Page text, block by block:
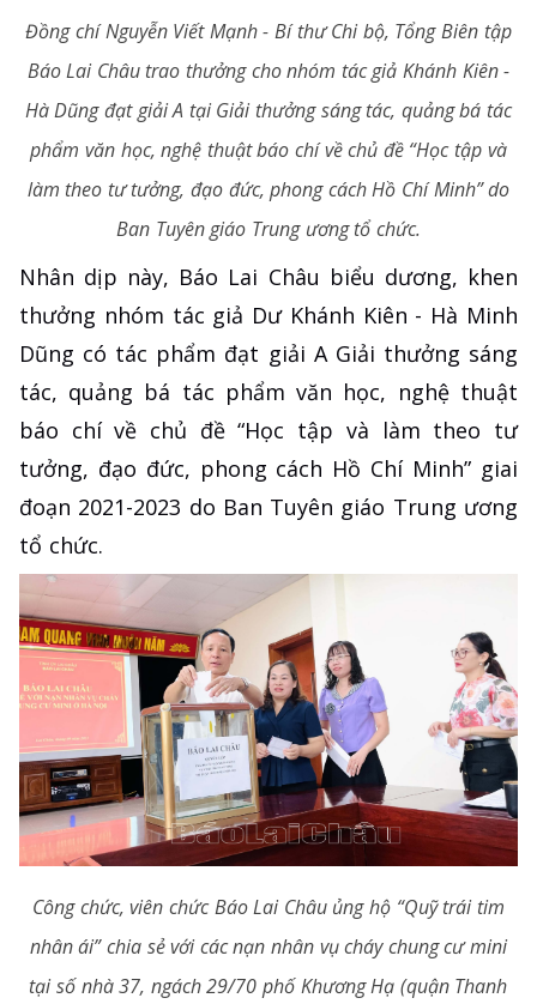
Đồng chí Nguyễn Viết Mạnh - Bí thư Chi bộ, Tổng Biên tập
Báo Lai Châu trao thưởng cho nhóm tác giả Khánh Kiên -
Hà Dũng đạt giải A tại Giải thưởng sáng tác, quảng bá tác
phẩm văn học, nghệ thuật báo chí về chủ đề “Học tập và
làm theo tư tưởng, đạo đức, phong cách Hồ Chí Minh” do
Ban Tuyên giáo Trung ương tổ chức.
Nhân dịp này, Báo Lai Châu biểu dương, khen
thưởng nhóm tác giả Dư Khánh Kiên - Hà Minh
Dũng có tác phẩm đạt giải A Giải thưởng sáng
tác, quảng bá tác phẩm văn học, nghệ thuật
báo chí về chủ đề “Học tập và làm theo tư
tưởng, đạo đức, phong cách Hồ Chí Minh” giai
đoạn 2021-2023 do Ban Tuyên giáo Trung ương
tổ chức.
Công chức, viên chức Báo Lai Châu ủng hộ “Quỹ trái tim
nhân ái” chia sẻ với các nạn nhân vụ cháy chung cư mini
tại số nhà 37, ngách 29/70 phố Khương Hạ (quận Thanh